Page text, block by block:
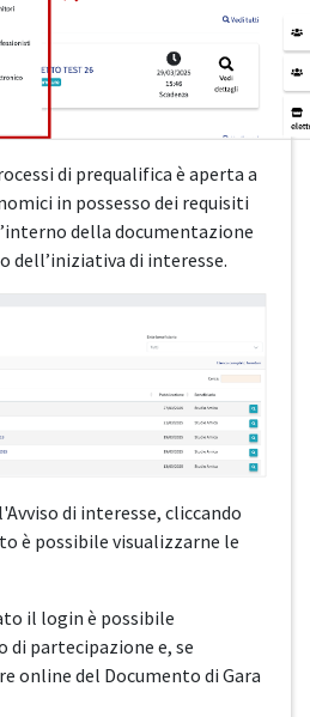
di prequalifica è aperta a
in possesso dei requisiti
della documentazione
dell’iniziativa di interesse.
di interesse, cliccando
è possibile visualizzarne le
il login è possibile
di partecipazione e, se
online del Documento di Gara